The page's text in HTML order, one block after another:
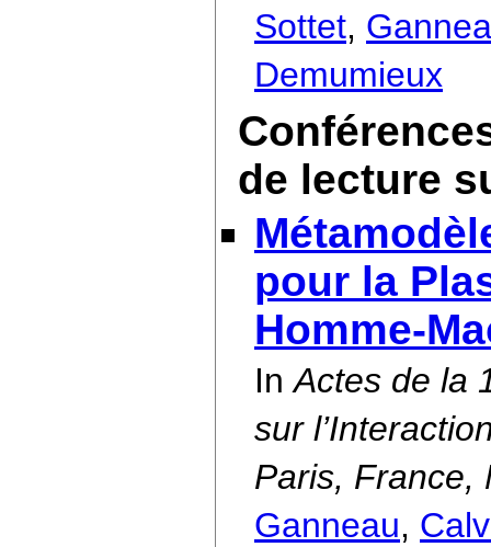
Sottet,
Demumieux
de lecture
pour la
Homme-
InActes de la
sur
Paris, France,
Ganneau,